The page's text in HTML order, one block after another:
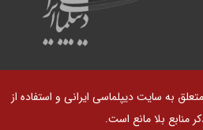
به سایت دیپلماسی ایرانی و استفاده از
منابع بلا مانع است.